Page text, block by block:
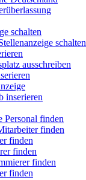
schalten
schalten
ausschreiben
inserieren
Personal finden
finden
finden
finden
finden
finden